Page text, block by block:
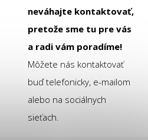
neváhajte kontaktovať,
pretože sme tu pre vás
a radi vám poradíme!
Môžete nás kontaktovať
buď telefonicky, e-mailom
alebo na sociálnych
sieťach.